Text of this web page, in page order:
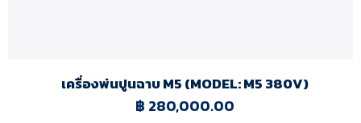
เครื่องพ่นปูนฉาบ M5 (MODEL: M5 380V)
฿ 280,000.00